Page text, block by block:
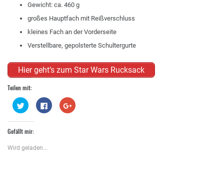
Gewicht: ca. 460 g
großes Hauptfach mit Reißverschluss
kleines Fach an der Vorderseite
Verstellbare, gepolsterte Schultergurte
Hier geht’s zum Star Wars Rucksack
Teilen mit:
Klick,
um
Twitter
zu
teilen
in
neuem
Klick,
um
Zum
Teilen
Gefällt mir:
Wird geladen...